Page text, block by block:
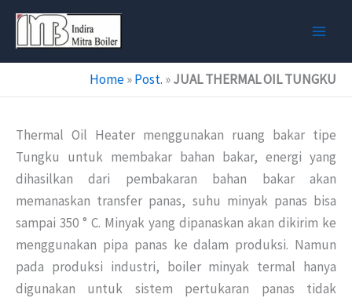
Skip
content
Home»Post. »JUAL THERMAL OIL TUNGKU
Thermal Oil Heater menggunakan ruang bakar tipe
Tungku untuk membakar bahan bakar, energi yang
dihasilkan dari pembakaran bahan bakar akan
memanaskan transfer panas, suhu minyak panas bisa
sampai 350 ° C. Minyak yang dipanaskan akan dikirim ke
menggunakan pipa panas ke dalam produksi. Namun
pada produksi industri, boiler minyak termal hanya
digunakan untuk sistem pertukaran panas tidak